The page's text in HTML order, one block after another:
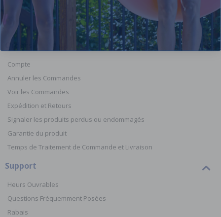
Orders
Compte
Annuler les Commandes
Voir les Commandes
Expédition et Retours
Signaler les produits perdus ou endommagés
Garantie du produit
Temps de Traitement de Commande et Livraison
Support
Heurs Ouvrables
Questions Fréquemment Posées
Rabais